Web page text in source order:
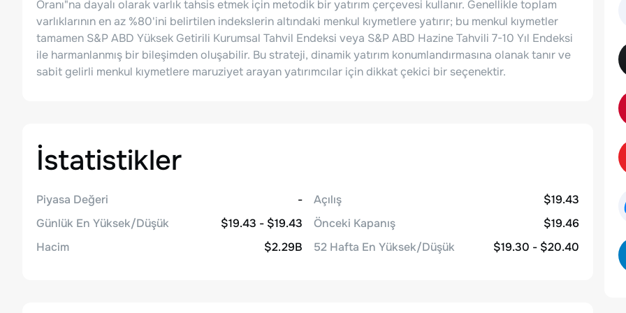
Oranı"na dayalı olarak varlık tahsis etmek için metodik bir yatırım çerçevesi kullanır. Genellikle toplam
varlıklarının en az %80'ini belirtilen indekslerin altındaki menkul kıymetlere yatırır; bu menkul kıymetler
tamamen S&P ABD Yüksek Getirili Kurumsal Tahvil Endeksi veya S&P ABD Hazine Tahvili 7-10 Yıl Endeksi
ile harmanlanmış bir bileşimden oluşabilir. Bu strateji, dinamik yatırım konumlandırmasına olanak tanır ve
sabit gelirli menkul kıymetlere maruziyet arayan yatırımcılar için dikkat çekici bir seçenektir.
İstatistikler
Piyasa Değeri
-
Günlük En Yüksek/Düşük
$19.43 - $19.43
Hacim
$2.29B
Açılış
$19.43
Önceki Kapanış
$19.46
52 Hafta En Yüksek/Düşük
$19.30 - $20.40